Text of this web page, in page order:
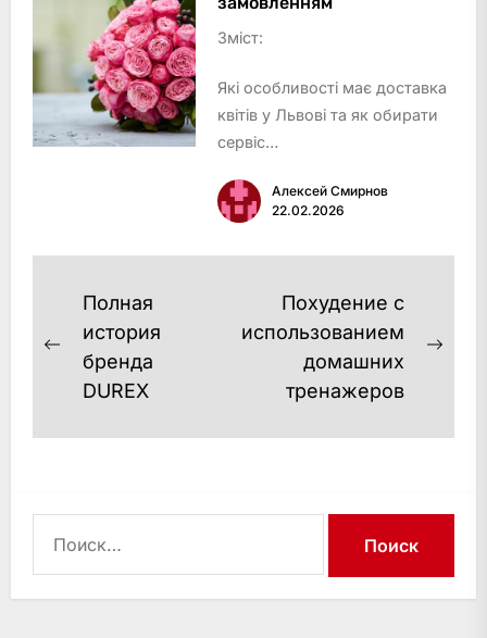
косметика Хіларі
O’Her…
Зміст:
Які особливості має доставка
квітів у Львові та як обирати
сервіс
онлайн-замовлення та
доставки букетів
Збірка та оформлення
замовл…
Алексей Смирнов
22.02.2026
Навигация
по
записям
Previous
post:
Полная
история
бренда
DUREX
Похудение с
использованием
домашних
тренажеров